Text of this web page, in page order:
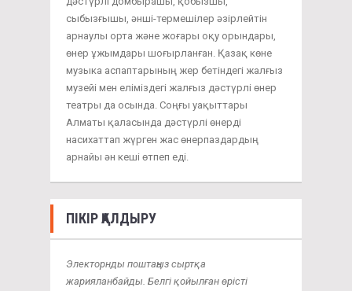
сыбызғышы, әнші-термешілер әзірлейтін
арнаулы орта және жоғары оқу орындары,
өнер ұжымдары шоғырланған. Қазақ көне
музыка аспаптарының жер бетіндегі жалғыз
музейі мен еліміздегі жалғыз дәстүрлі өнер
театры да осында. Соңғы уақыттары
Алматы қаласында дәстүрлі өнерді
насихаттап жүрген жас өнерпаздардың
арнайы ән кеші өтпеп еді.
ПІКІР ҚАЛДЫРУ
Электорнды поштаңыз сыртқа
жарияланбайды. Белгі қойылған өрісті